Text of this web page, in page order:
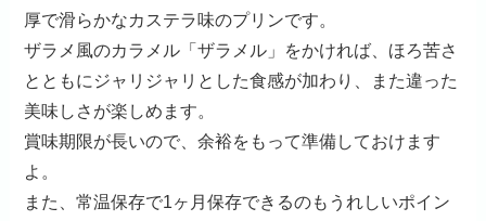
厚で滑らかなカステラ味のプリンです。
ザラメ風のカラメル「ザラメル」をかければ、ほろ苦さ
とともにジャリジャリとした食感が加わり、また違った
美味しさが楽しめます。
賞味期限が長いので、余裕をもって準備しておけます
よ。
また、常温保存で1ヶ月保存できるのもうれしいポイン